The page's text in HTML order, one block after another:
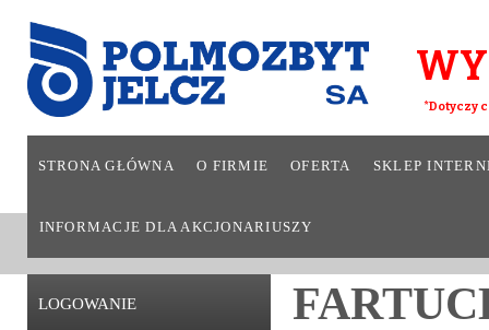
*Dotyczy
STRONA GŁÓWNA O FIRMIE OFERTA SKLEP
INFORMACJE DLA AKCJONARIUSZY
LOGOWANIE